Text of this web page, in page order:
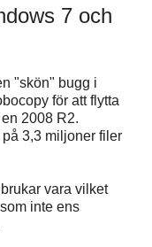
7 och
"skön" bugg i
för att flytta
2008 R2.
3,3 miljoner filer
vara vilket
inte ens